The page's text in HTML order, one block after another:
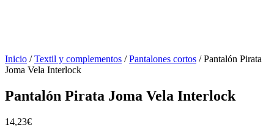
Inicio /Textil y complementos /Pantalones cortos / Pantalón Pirata
Joma Vela Interlock
Pantalón Pirata Joma Vela Interlock
14,23€